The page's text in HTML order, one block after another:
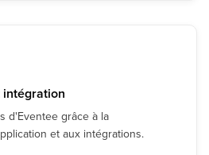
d'Eventee grâce à la
et aux intégrations.